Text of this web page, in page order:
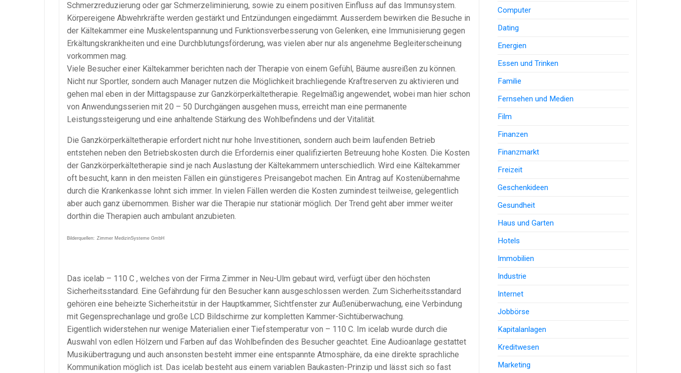
Schmerzreduzierung oder gar Schmerzeliminierung, sowie zu einem positiven Einfluss auf das Immunsystem.
Körpereigene Abwehrkräfte werden gestärkt und Entzündungen eingedämmt. Ausserdem bewirken die Besuche in
der Kältekammer eine Muskelentspannung und Funktionsverbesserung von Gelenken, eine Immunisierung gegen
Erkältungskrankheiten und eine Durchblutungsförderung, was vielen aber nur als angenehme Begleiterscheinung
vorkommen mag.
Viele Besucher einer Kältekammer berichten nach der Therapie von einem Gefühl, Bäume ausreißen zu können.
Nicht nur Sportler, sondern auch Manager nutzen die Möglichkeit brachliegende Kraftreserven zu aktivieren und
gehen mal eben in der Mittagspause zur Ganzkörperkältetherapie. Regelmäßig angewendet, wobei man hier schon
von Anwendungsserien mit 20 – 50 Durchgängen ausgehen muss, erreicht man eine permanente
Leistungssteigerung und eine anhaltende Stärkung des Wohlbefindens und der Vitalität.
Die Ganzkörperkältetherapie erfordert nicht nur hohe Investitionen, sondern auch beim laufenden Betrieb
entstehen neben den Betriebskosten durch die Erfordernis einer qualifizierten Betreuung hohe Kosten. Die Kosten
der Ganzkörperkältetherapie sind je nach Auslastung der Kältekammern unterschiedlich. Wird eine Kältekammer
oft besucht, kann in den meisten Fällen ein günstigeres Preisangebot machen. Ein Antrag auf Kostenübernahme
durch die Krankenkasse lohnt sich immer. In vielen Fällen werden die Kosten zumindest teilweise, gelegentlich
aber auch ganz übernommen. Bisher war die Therapie nur stationär möglich. Der Trend geht aber immer weiter
dorthin die Therapien auch ambulant anzubieten.
Bilderquellen: Zimmer MedizinSysteme GmbH
Das icelab – 110 C , welches von der Firma Zimmer in Neu-Ulm gebaut wird, verfügt über den höchsten
Sicherheitsstandard. Eine Gefährdung für den Besucher kann ausgeschlossen werden. Zum Sicherheitsstandard
gehören eine beheizte Sicherheitstür in der Hauptkammer, Sichtfenster zur Außenüberwachung, eine Verbindung
mit Gegensprechanlage und große LCD Bildschirme zur kompletten Kammer-Sichtüberwachung.
Eigentlich widerstehen nur wenige Materialien einer Tiefstemperatur von – 110 C. Im icelab wurde durch die
Auswahl von edlen Hölzern und Farben auf das Wohlbefinden des Besucher geachtet. Eine Audioanlage gestattet
Musikübertragung und auch ansonsten besteht immer eine entspannte Atmosphäre, da eine direkte sprachliche
Kommunikation möglich ist. Das icelab besteht aus einem variablen Baukasten-Prinzip und lässt sich so fast
Computer
Dating
Energien
Essen und Trinken
Familie
Fernsehen und Medien
Film
Finanzen
Finanzmarkt
Freizeit
Geschenkideen
Gesundheit
Haus und Garten
Hotels
Immobilien
Industrie
Internet
Jobbörse
Kapitalanlagen
Kreditwesen
Marketing